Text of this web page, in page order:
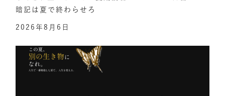
暗記は夏で終わらせろ
2026年8月6日